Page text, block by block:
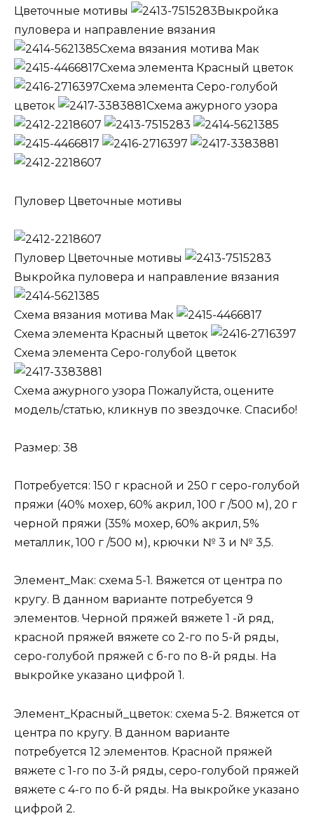
Цветочные мотивы
Выкройка
пуловера и направление вязания
Схема вязания мотива Мак
Схема элемента Красный цветок
Схема элемента Серо-голубой
цветок
Схема ажурного узора
Пуловер Цветочные мотивы
Пуловер Цветочные мотивы
Выкройка пуловера и направление вязания
Схема вязания мотива Мак
Схема элемента Красный цветок
Схема элемента Серо-голубой цветок
Схема ажурного узора Пожалуйста, оцените
модель/статью, кликнув по звездочке. Спасибо!
Размер: 38
Потребуется: 150 г красной и 250 г серо-голубой
пряжи (40% мохер, 60% акрил, 100 г /500 м), 20 г
черной пряжи (35% мохер, 60% акрил, 5%
металлик, 100 г /500 м), крючки № 3 и № 3,5.
Элемент_Mак: схема 5-1. Вяжется от центра по
кругу. В данном варианте потребуется 9
элементов. Черной пряжей вяжете 1 -й ряд,
красной пряжей вяжете со 2-го по 5-й ряды,
серо-голубой пряжей с б-го по 8-й ряды. На
выкройке указано цифрой 1.
Элемент_Красный_цветок: схема 5-2. Вяжется от
центра по кругу. В данном варианте
потребуется 12 элементов. Красной пряжей
вяжете с 1-го по 3-й ряды, серо-голубой пряжей
вяжете с 4-го по б-й ряды. На выкройке указано
цифрой 2.